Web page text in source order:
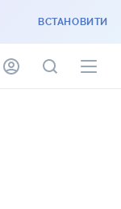
ВСТАНОВИТИ